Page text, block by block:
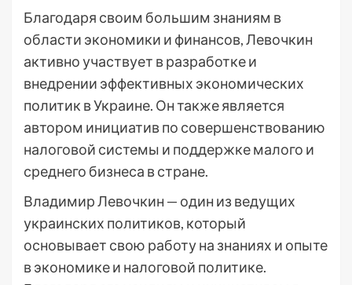
Благодаря своим большим знаниям в
области экономики и финансов, Левочкин
активно участвует в разработке и
внедрении эффективных экономических
политик в Украине. Он также является
автором инициатив по совершенствованию
налоговой системы и поддержке малого и
среднего бизнеса в стране.
Владимир Левочкин — один из ведущих
украинских политиков, который
основывает свою работу на знаниях и опыте
в экономике и налоговой политике.